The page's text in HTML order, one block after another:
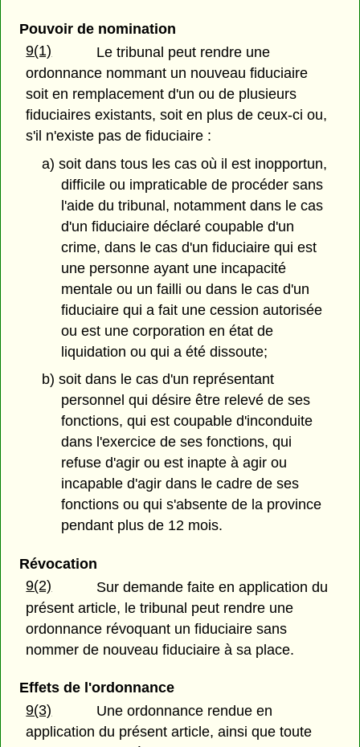
Pouvoir de nomination
9(1)
Le tribunal peut rendre une
ordonnance nommant un nouveau fiduciaire
soit en remplacement d'un ou de plusieurs
fiduciaires existants, soit en plus de ceux-ci ou,
s'il n'existe pas de fiduciaire :
a) soit dans tous les cas où il est inopportun,
difficile ou impraticable de procéder sans
l'aide du tribunal, notamment dans le cas
d'un fiduciaire déclaré coupable d'un
crime, dans le cas d'un fiduciaire qui est
une personne ayant une incapacité
mentale ou un failli ou dans le cas d'un
fiduciaire qui a fait une cession autorisée
ou est une corporation en état de
liquidation ou qui a été dissoute;
b) soit dans le cas d'un représentant
personnel qui désire être relevé de ses
fonctions, qui est coupable d'inconduite
dans l'exercice de ses fonctions, qui
refuse d'agir ou est inapte à agir ou
incapable d'agir dans le cadre de ses
fonctions ou qui s'absente de la province
pendant plus de 12 mois.
Révocation
9(2)
Sur demande faite en application du
présent article, le tribunal peut rendre une
ordonnance révoquant un fiduciaire sans
nommer de nouveau fiduciaire à sa place.
Effets de l'ordonnance
9(3)
Une ordonnance rendue en
application du présent article, ainsi que toute